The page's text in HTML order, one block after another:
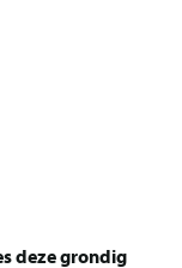
deze grondig